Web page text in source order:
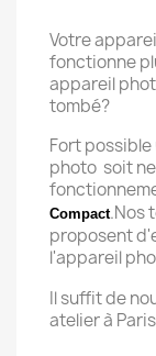
Votre
fonctionne
appareil
tombé?
Fort
photo soit
Compact.Nos
proposent
l'appareil
Il suffit de
atelier à